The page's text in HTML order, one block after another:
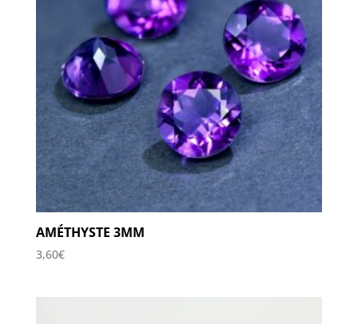
AMÉTHYSTE 3MM
3,60€